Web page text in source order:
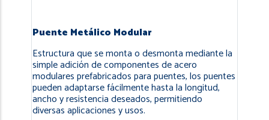
Puente Metálico Modular
Estructura que se monta o desmonta mediante la
simple adición de componentes de acero
modulares prefabricados para puentes, los puentes
pueden adaptarse fácilmente hasta la longitud,
ancho y resistencia deseados, permitiendo
diversas aplicaciones y usos.